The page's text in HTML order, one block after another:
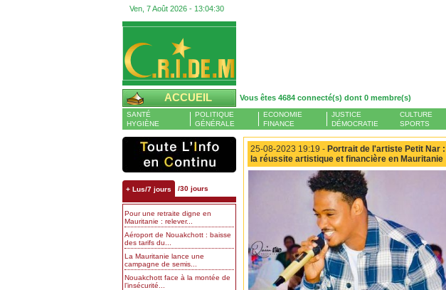
Ven, 7 Août 2026 - 13:04:31
ACCUEIL Vous êtes 4684 connecté(s) dont 0 membre(s)
SANTÉ
HYGIÈNE
POLITIQUE
GÉNÉRALE
ECONOMIE
FINANCE
JUSTICE
DÉMOCRATIE
CULTURE
SPORTS
+ Lus/7 jours /30 jours
Pour une retraite digne en
Mauritanie : relever...
Aéroport de Nouakchott : baisse
des tarifs du...
La Mauritanie lance une
campagne de semis...
Nouakchott face à la montée de
l’insécurité...
25-08-2023 19:19 - Portrait de l'artiste Petit Nar
la réussite artistique et financière en Mauritanie